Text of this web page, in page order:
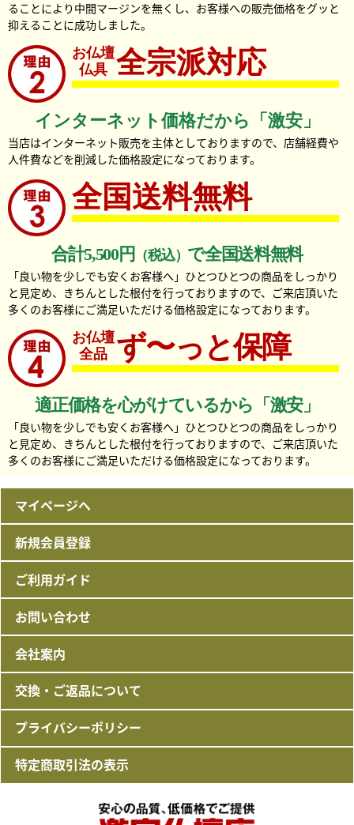
ることにより中間マージンを無くし、お客様への販売価格をグッと
抑えることに成功しました。
お仏壇
仏具 全宗派対応
インターネット価格だから「激安」
当店はインターネット販売を主体としておりますので、店舗経費や
人件費などを削減した価格設定になっております。
全国送料無料
合計5,500円 （税込） で全国送料無料
「良い物を少しでも安くお客様へ」ひとつひとつの商品をしっかり
と見定め、きちんとした根付を行っておりますので、ご来店頂いた
多くのお客様にご満足いただける価格設定になっております。
お仏壇
全品 ず〜っと保障
適正価格を心がけているから「激安」
「良い物を少しでも安くお客様へ」ひとつひとつの商品をしっかり
と見定め、きちんとした根付を行っておりますので、ご来店頂いた
多くのお客様にご満足いただける価格設定になっております。
マイページへ
新規会員登録
ご利用ガイド
お問い合わせ
会社案内
交換・ご返品について
プライバシーポリシー
特定商取引法の表示